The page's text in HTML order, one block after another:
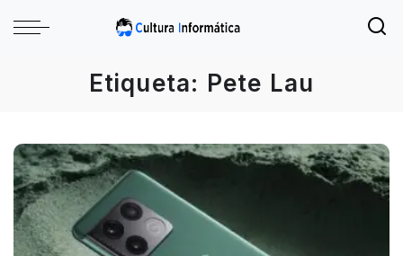
Etiqueta: Pete Lau